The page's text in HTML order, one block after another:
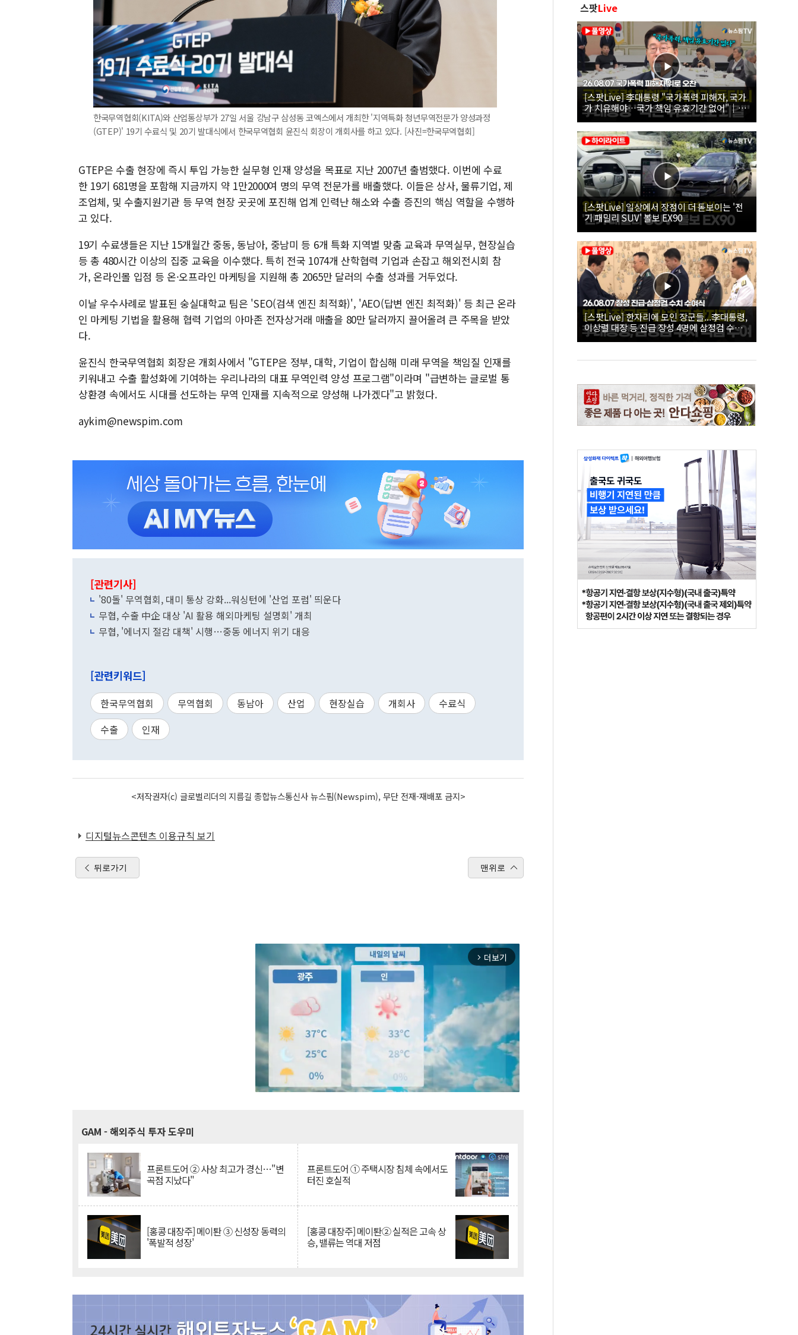
한국무역협회(KITA)와 산업통상부가 27일 서울 강남구 삼성동 코엑스에서 개최한 '지역특화 청년무역전문가 양성과정
(GTEP)' 19기 수료식 및 20기 발대식에서 한국무역협회 윤진식 회장이 개회사를 하고 있다. [사진=한국무역협회]
GTEP은 수출 현장에 즉시 투입 가능한 실무형 인재 양성을 목표로 지난 2007년 출범했다. 이번에 수료
한 19기 681명을 포함해 지금까지 약 1만2000여 명의 무역 전문가를 배출했다. 이들은 상사, 물류기업, 제
조업체, 및 수출지원기관 등 무역 현장 곳곳에 포진해 업계 인력난 해소와 수출 증진의 핵심 역할을 수행하
고 있다.
19기 수료생들은 지난 15개월간 중동, 동남아, 중남미 등 6개 특화 지역별 맞춤 교육과 무역실무, 현장실습
등 총 480시간 이상의 집중 교육을 이수했다. 특히 전국 1074개 산학협력 기업과 손잡고 해외전시회 참
가, 온라인몰 입점 등 온·오프라인 마케팅을 지원해 총 2065만 달러의 수출 성과를 거두었다.
이날 우수사례로 발표된 숭실대학교 팀은 'SEO(검색 엔진 최적화)', 'AEO(답변 엔진 최적화)' 등 최근 온라
인 마케팅 기법을 활용해 협력 기업의 아마존 전자상거래 매출을 80만 달러까지 끌어올려 큰 주목을 받았
다.
윤진식 한국무역협회 회장은 개회사에서 "GTEP은 정부, 대학, 기업이 합심해 미래 무역을 책임질 인재를
키워내고 수출 활성화에 기여하는 우리나라의 대표 무역인력 양성 프로그램"이라며 "급변하는 글로벌 통
상환경 속에서도 시대를 선도하는 무역 인재를 지속적으로 양성해 나가겠다"고 밝혔다.
aykim@newspim.com
[관련기사]
'80돌' 무역협회, 대미 통상 강화...워싱턴에 '산업 포럼' 띄운다
무협, 수출 中企 대상 'AI 활용 해외마케팅 설명회' 개최
무협, '에너지 절감 대책' 시행…중동 에너지 위기 대응
[관련키워드]
한국무역협회 무역협회 동남아 산업 현장실습 개회사
수료식
수출
인재
<저작권자(c) 글로벌리더의 지름길 종합뉴스통신사 뉴스핌(Newspim), 무단 전재-재배포 금지>
디지털뉴스콘텐츠 이용규칙 보기
뒤로가기 맨위로
arrow_forward_ios 더보기
GAM - 해외주식 투자 도우미
프론트도어 ② 사상 최고가 경신…"변
곡점 지났다"
프론트도어 ① 주택시장 침체 속에서도
터진 호실적
[홍콩 대장주] 메이퇀 ③ 신성장 동력의
'폭발적 성장'
[홍콩 대장주] 메이퇀② 실적은 고속 상
승, 밸류는 역대 저점
스팟Live
[스팟Live] 李대통령 "국가폭력 피해자, 국가
가 치유해야…국가 책임 유효기간 없어"｜
26.08.07 국가폭력 피해자 위로 오찬
[스팟Live] 일상에서 장점이 더 돋보이는 '전
기 패밀리 SUV' 볼보 EX90
[스팟Live] 한자리에 모인 장군들...李대통령,
이상렬 대장 등 진급 장성 4명에 삼정검 수치
직접 수여｜26.08.07 장성 진급·삼정검 수치